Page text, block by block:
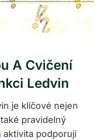
A Cvičení
Ledvin
je klíčové nejen
pravidelný
aktivita podporují